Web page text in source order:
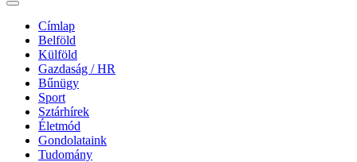
Címlap
Belföld
Külföld
Gazdaság / HR
Bűnügy
Sport
Sztárhírek
Életmód
Gondolataink
Tudomány